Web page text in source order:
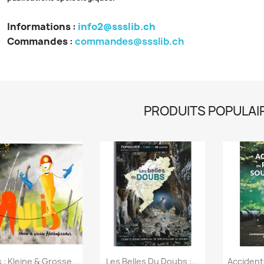
Informations : info2@ssslib.ch
Commandes: commandes@ssslib.ch
PRODUITS
Aperçu rapide
: Kleine & Grosse... Aperçu rapide
Les Belles Du Doubs :... 